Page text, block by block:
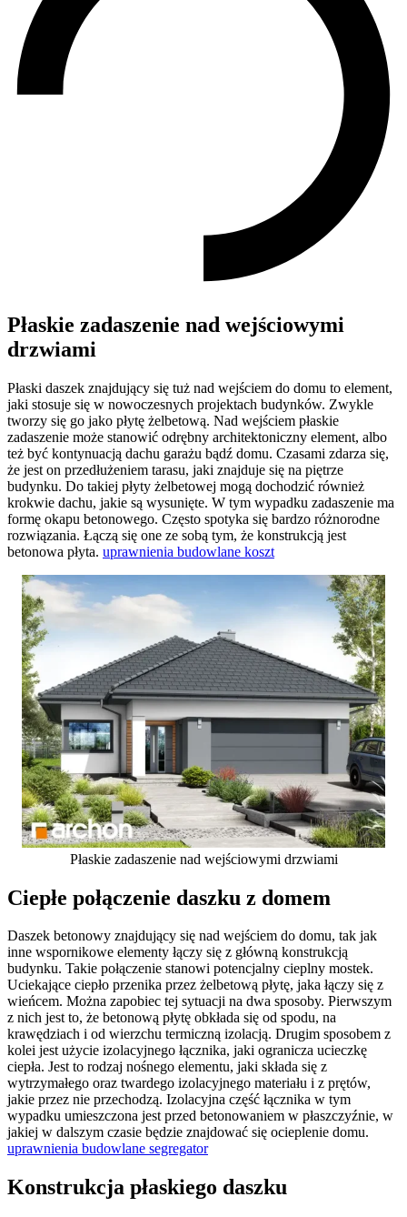
Płaskie zadaszenie nad wejściowymi
drzwiami
Płaski daszek znajdujący się tuż nad wejściem do domu to element,
jaki stosuje się w nowoczesnych projektach budynków. Zwykle
tworzy się go jako płytę żelbetową. Nad wejściem płaskie
zadaszenie może stanowić odrębny architektoniczny element, albo
też być kontynuacją dachu garażu bądź domu. Czasami zdarza się,
że jest on przedłużeniem tarasu, jaki znajduje się na piętrze
budynku. Do takiej płyty żelbetowej mogą dochodzić również
krokwie dachu, jakie są wysunięte. W tym wypadku zadaszenie ma
formę okapu betonowego. Często spotyka się bardzo różnorodne
rozwiązania. Łączą się one ze sobą tym, że konstrukcją jest
betonowa płyta. uprawnienia budowlane koszt
Płaskie zadaszenie nad wejściowymi drzwiami
Ciepłe połączenie daszku z domem
Daszek betonowy znajdujący się nad wejściem do domu, tak jak
inne wspornikowe elementy łączy się z główną konstrukcją
budynku. Takie połączenie stanowi potencjalny cieplny mostek.
Uciekające ciepło przenika przez żelbetową płytę, jaka łączy się z
wieńcem. Można zapobiec tej sytuacji na dwa sposoby. Pierwszym
z nich jest to, że betonową płytę obkłada się od spodu, na
krawędziach i od wierzchu termiczną izolacją. Drugim sposobem z
kolei jest użycie izolacyjnego łącznika, jaki ogranicza ucieczkę
ciepła. Jest to rodzaj nośnego elementu, jaki składa się z
wytrzymałego oraz twardego izolacyjnego materiału i z prętów,
jakie przez nie przechodzą. Izolacyjna część łącznika w tym
wypadku umieszczona jest przed betonowaniem w płaszczyźnie, w
jakiej w dalszym czasie będzie znajdować się ocieplenie domu.
uprawnienia budowlane segregator
Konstrukcja płaskiego daszku